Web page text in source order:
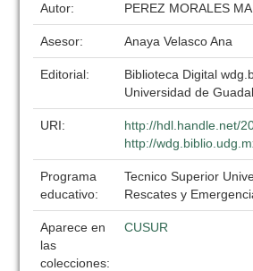
Autor: PEREZ MORALES
Asesor: Anaya Velasco Ana
Editorial:
Biblioteca Digital
Universidad de
URI:
http://hdl.handle.net/
http://
Programa
educativo:
Tecnico Superior
Rescates y
Aparece en
las
colecciones:
CUSUR